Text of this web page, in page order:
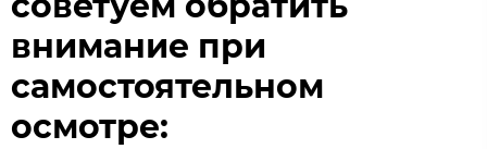
внимание при
самостоятельном
осмотре: